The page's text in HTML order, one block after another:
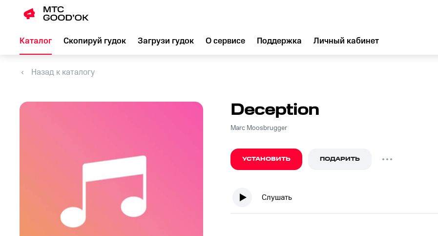
Каталог Скопируй гудок Загрузи гудок О сервисе Поддержка Личный кабинет
Назад к каталогу
Deception
Marc Moosbrugger
УСТАНОВИТЬ ПОДАРИТЬ
Слушать